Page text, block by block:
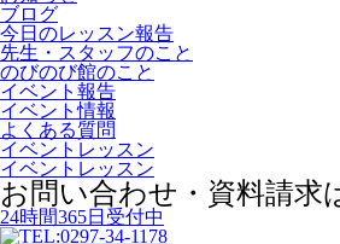
ブログ
今日のレッスン報告
先生・スタッフのこと
のびのび館のこと
イベント報告
イベント情報
よくある質問
イベントレッスン
イベントレッスン
お問い合わせ・資料請求
24時間365日受付中